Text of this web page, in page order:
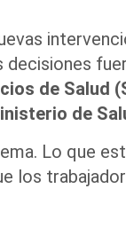
decisiones
de Salud
de
Lo que
los